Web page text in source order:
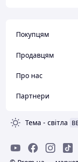
Покупцям
Продавцям
Про нас
Партнери
Тема - світла